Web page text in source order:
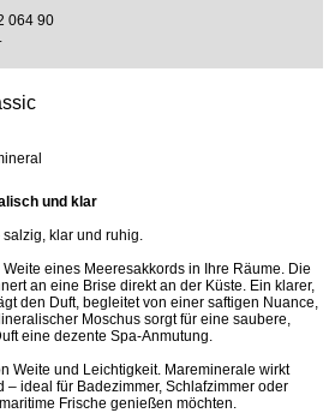
064 90
und klar
salzig, klar und ruhig.
eines Meeresakkords in Ihre Räume. Die
an eine Brise direkt an der Küste. Ein klarer,
den Duft, begleitet von einer saftigen Nuance,
Moschus sorgt für eine saubere,
eine dezente Spa-Anmutung.
Weite und Leichtigkeit. Mareminerale wirkt
ideal für Badezimmer, Schlafzimmer oder
Frische genießen möchten.